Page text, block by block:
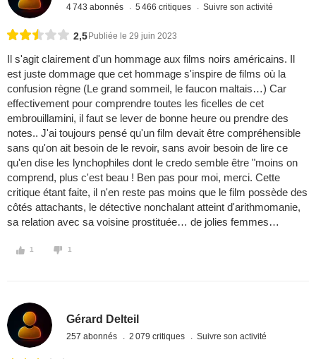
4 743 abonnés 5 466 critiques Suivre son activité
2,5 Publiée le 29 juin 2023
Il s'agit clairement d'un hommage aux films noirs américains. Il
est juste dommage que cet hommage s'inspire de films où la
confusion règne (Le grand sommeil, le faucon maltais…) Car
effectivement pour comprendre toutes les ficelles de cet
embrouillamini, il faut se lever de bonne heure ou prendre des
notes.. J'ai toujours pensé qu'un film devait être compréhensible
sans qu'on ait besoin de le revoir, sans avoir besoin de lire ce
qu'en dise les lynchophiles dont le credo semble être "moins on
comprend, plus c'est beau ! Ben pas pour moi, merci. Cette
critique étant faite, il n'en reste pas moins que le film possède des
côtés attachants, le détective nonchalant atteint d'arithmomanie,
sa relation avec sa voisine prostituée… de jolies femmes…
1 1
Gérard Delteil
257 abonnés 2 079 critiques Suivre son activité